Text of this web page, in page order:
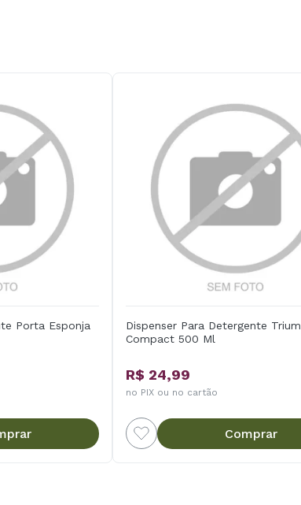
Porta Esponja
Dispenser Para Detergente Trium
Compact 500 Ml
R$ 24,99
no PIX ou no cartão
Comprar